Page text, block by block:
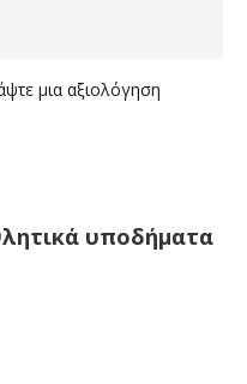
μια αξιολόγηση
υποδήματα